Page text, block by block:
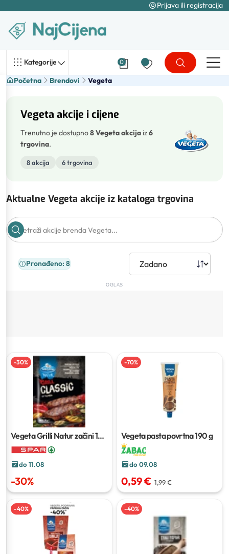
Prijava ili registracija
Kategorije 0
Početna Brendovi Vegeta
Vegeta akcije i cijene
Trenutno je dostupno8 Vegeta akcija iz6
trgovina.
8 akcija 6 trgovina
Aktualne Vegeta akcije iz kataloga trgovina
Pronađeno: 8
OGLAS
-30%
Vegeta Grilli Natur začini10–
100 g
do 11.08
-30%
-70%
Vegeta pasta povrtna190 g
do 09.08
0,59 € 1,99 €
-40% -40%